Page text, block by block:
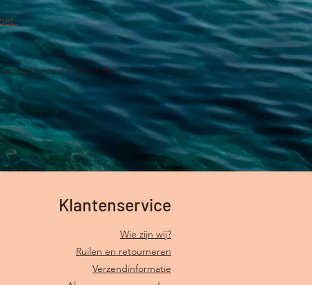
waar dat kan! Meer
Klantenservice
Wie zijn wij?
Ruilen en retourneren
Verzendinformatie